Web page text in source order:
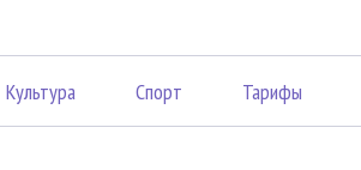
Культура Спорт Тарифы